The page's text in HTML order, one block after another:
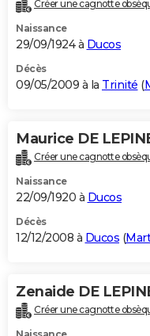
Créer une cagnotte
Naissance
29/09/1924 à Ducos
Décès
09/05/2009 à la Trinité (
Maurice DE
Créer une cagnotte
Naissance
22/09/1920 à Ducos
Décès
12/12/2008 à Ducos (
Zenaide DE
Créer une cagnotte